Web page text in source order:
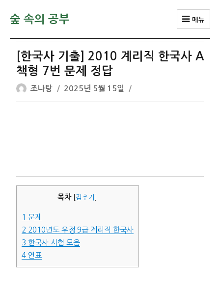
숲 속의 공부 메뉴
[한국사 기출] 2010 계리직 한국사 A
책형 7번 문제 정답
글
쓴
조나탕
작
성
2025년 5월 15일
목차 감추기
1 문제
2 2010년도 우정 9급 계리직 한국사
3 한국사 시험 모음
4연표